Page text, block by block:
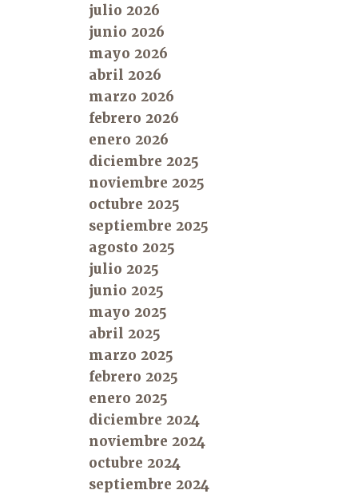
julio 2026
junio 2026
mayo 2026
abril 2026
marzo 2026
febrero 2026
enero 2026
diciembre 2025
noviembre 2025
octubre 2025
septiembre 2025
agosto 2025
julio 2025
junio 2025
mayo 2025
abril 2025
marzo 2025
febrero 2025
enero 2025
diciembre 2024
noviembre 2024
octubre 2024
septiembre 2024